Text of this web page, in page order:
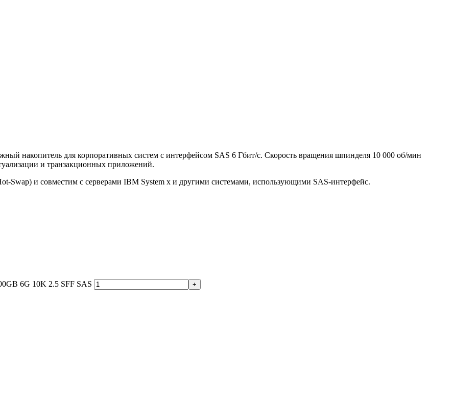
накопитель для корпоративных систем с интерфейсом SAS 6 Гбит/с. Скорость вращения шпинделя 10 000 об/мин
и транзакционных приложений.
Swap) и совместим с серверами IBM System x и другими системами, использующими SAS-интерфейс.
6G 10K 2.5 SFF SAS